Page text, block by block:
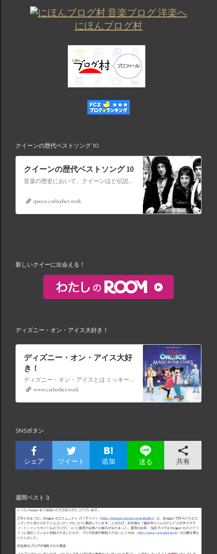
にほんブログ村
クイーンの歴代ベストソング 10
クイーンの歴代ベストソング 10
音楽の歴史において、クイーンほど伝説的な地位を獲得したバンドはごくわずかです。ロック、オペラ、ファンク、ポップスを融合させて時代を超えたアンセムを生み出す比類のない才能を持つクイーンの音楽は、世代を超えて受け継がれ、史上最も象徴的なバンドの 1 つとなっています。
queen.carbodiet.work
新しいクイーに出会える！
ディズニー・オン・アイス大好き！
ディズニー・オン・アイス大好
き！
ディズニー・オン・アイスとは ミッキーマウスやミニーマウスをはじめ、たくさんのディズニーキャラクターが登場し、世代を超えて愛され続けている、氷の上のミュージカルショーです。
www.carbodiet.work
SNSボタン
シェア ツイート 追加 送る 共有
週間ベスト３